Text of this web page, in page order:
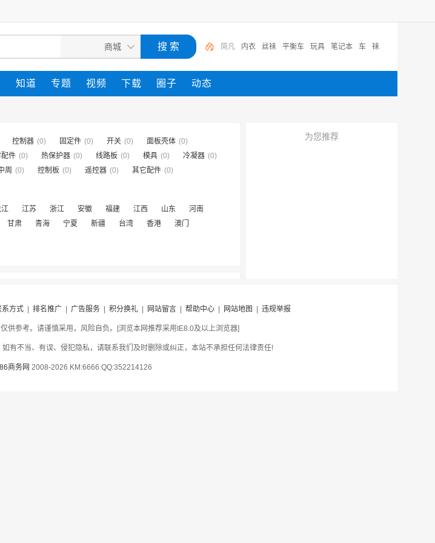
内衣 丝袜 平衡车 玩具 笔记本 车 袜 简凡
知道 专题 视频 下载 圈子 动态
控制器 (0) 固定件 (0) 开关 (0) 面板壳体 (0)
配件 (0) 热保护器 (0) 线路板 (0) 模具 (0) 冷凝器 (0)
周 (0) 控制板 (0) 遥控器 (0) 其它配件 (0)
江苏 浙江 安徽 福建 江西 山东
河南
甘肃 青海 宁夏 新疆 台湾 香港 澳门
为您推荐
系方式| 排名推广| 广告服务| 积分换礼| 网站留言| 帮助中心| 网站地图 违规举报
供参考。请谨慎采用，风险自负。[浏览本网推荐采用IE8.0及以上浏览器]
有不当、有误、侵犯隐私，请联系我们及时删除或纠正，本站不承担任何法律责任!
商务网 2008-2026 KM:6666 QQ:352214126